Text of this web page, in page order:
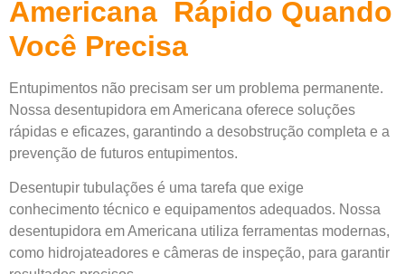
Americana Rápido Quando
Você Precisa
Entupimentos não precisam ser um problema permanente.
Nossa desentupidora em Americana oferece soluções
rápidas e eficazes, garantindo a desobstrução completa e a
prevenção de futuros entupimentos.
Desentupir tubulações é uma tarefa que exige
conhecimento técnico e equipamentos adequados. Nossa
desentupidora em Americana utiliza ferramentas modernas,
como hidrojateadores e câmeras de inspeção, para garantir